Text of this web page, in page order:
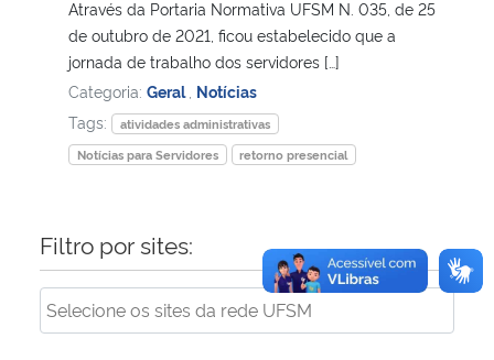
Através da Portaria Normativa UFSM N. 035, de 25
de outubro de 2021, ficou estabelecido que a
jornada de trabalho dos servidores […]
Categoria: Geral
Notícias
Tags:
atividades administrativas
Notícias para Servidores
retorno presencial
Filtro por sites: